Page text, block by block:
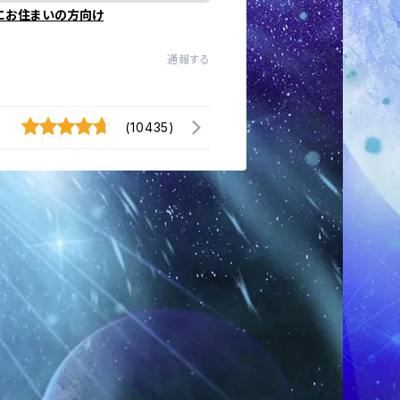
お住まいの方向け
通報する
(10435)